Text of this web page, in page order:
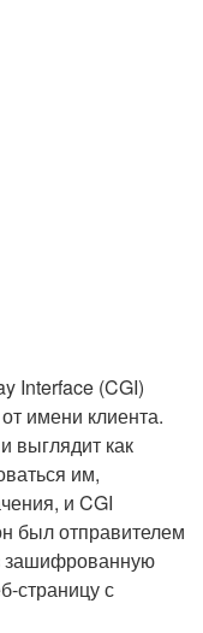
Interface (CGI)
имени клиента.
выглядит как
им,
и CGI
был отправителем
зашифрованную
страницу с